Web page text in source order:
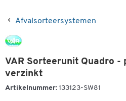
Afvalsorteersystemen
VAR Sorteerunit Quadro
verzinkt
Artikelnummer: 133123-SW81